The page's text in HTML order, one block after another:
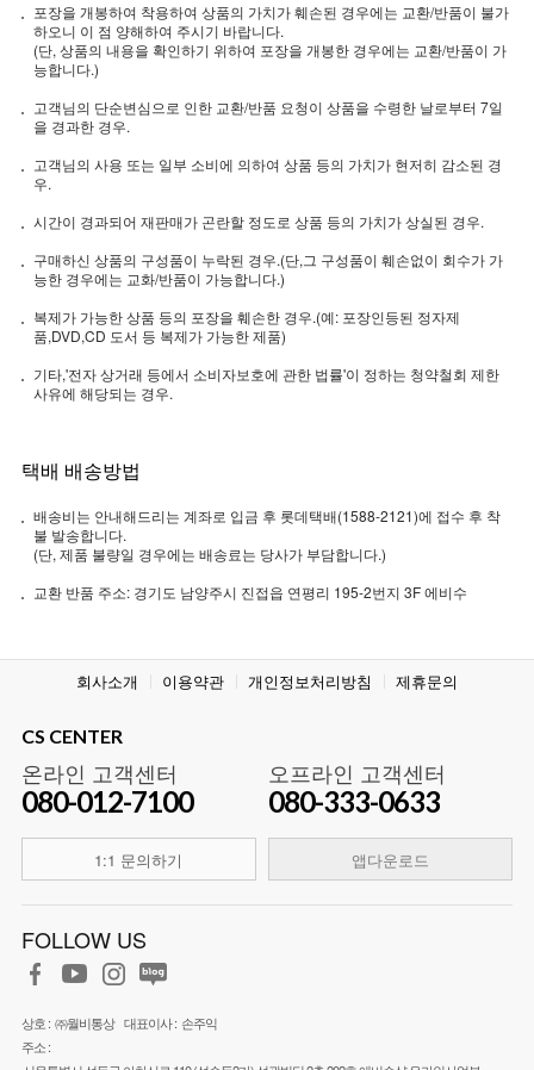
포장을 개봉하여 착용하여 상품의 가치가 훼손된 경우에는 교환/반품이 불가
하오니 이 점 양해하여 주시기 바랍니다.
(단, 상품의 내용을 확인하기 위하여 포장을 개봉한 경우에는 교환/반품이 가
능합니다.)
고객님의 단순변심으로 인한 교환/반품 요청이 상품을 수령한 날로부터 7일
을 경과한 경우.
고객님의 사용 또는 일부 소비에 의하여 상품 등의 가치가 현저히 감소된 경
우.
시간이 경과되어 재판매가 곤란할 정도로 상품 등의 가치가 상실된 경우.
구매하신 상품의 구성품이 누락된 경우.(단,그 구성품이 훼손없이 회수가 가
능한 경우에는 교화/반품이 가능합니다.)
복제가 가능한 상품 등의 포장을 훼손한 경우.(예: 포장인등된 정자제
품,DVD,CD 도서 등 복제가 가능한 제품)
기타,'전자 상거래 등에서 소비자보호에 관한 법률'이 정하는 청약철회 제한
사유에 해당되는 경우.
택배 배송방법
배송비는 안내해드리는 계좌로 입금 후 롯데택배(1588-2121)에 접수 후 착
불 발송합니다.
(단, 제품 불량일 경우에는 배송료는 당사가 부담합니다.)
교환 반품 주소: 경기도 남양주시 진접읍 연평리 195-2번지 3F 에비수
회사소개 이용약관 개인정보처리방침 제휴문의
CS CENTER
온라인 고객센터
080-012-7100
1:1 문의하기
오프라인 고객센터
080-333-0633
앱다운로드
FOLLOW US
상호 : ㈜월비통상 대표이사 : 손주익
주소 :